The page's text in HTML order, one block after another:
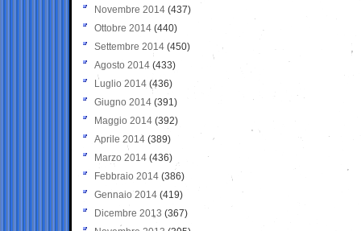
Novembre 2014 (437)
Ottobre 2014 (440)
Settembre 2014 (450)
Agosto 2014 (433)
Luglio 2014 (436)
Giugno 2014 (391)
Maggio 2014 (392)
Aprile 2014 (389)
Marzo 2014 (436)
Febbraio 2014 (386)
Gennaio 2014 (419)
Dicembre 2013 (367)